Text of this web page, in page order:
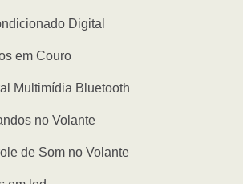
Digital
em Couro
Multimídia Bluetooth
no Volante
de Som no Volante